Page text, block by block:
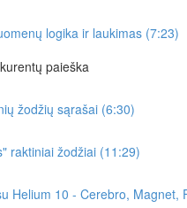
logika ir laukimas (7:23)
paieška
žodžių sąrašai (6:30)
raktiniai žodžiai (11:29)
Helium 10 - Cerebro, Magnet,